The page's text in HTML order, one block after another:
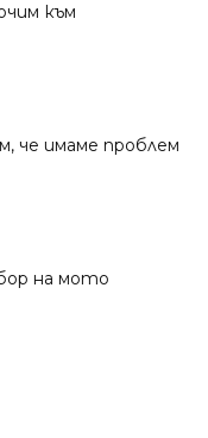
към
че имаме проблем
на мото